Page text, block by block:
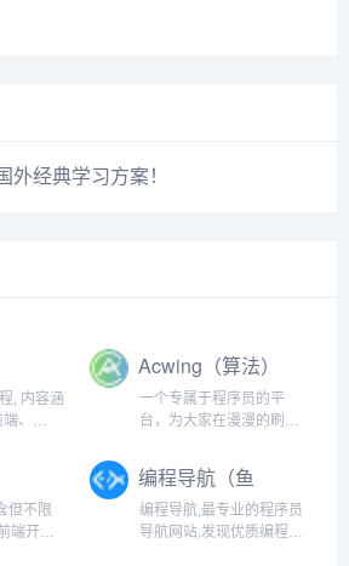
外经典学习方案！
, 内容涵
、
式为
坚实的
Acwing（算法）
一个专属于程序员的平
台，为大家在漫漫的刷题
答
但不限
端开
编程导航（鱼
皮）
编程导航,最专业的程序员
导航网站,发现优质编程学